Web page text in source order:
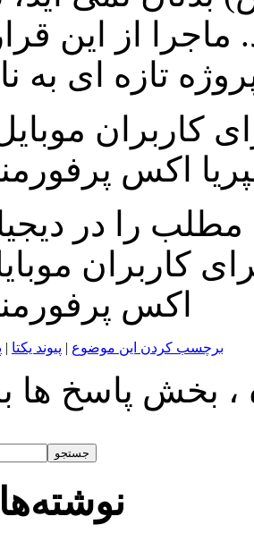
ماجرا از این
کاربران
اکس
برچسب کردن این موضوع | پیوند یکتا |